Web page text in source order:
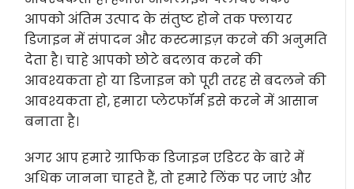
आपको अंतिम उत्पाद के संतुष्ट होने तक फ्लायर
डिजाइन में संपादन और कस्टमाइज़ करने की अनुमति
देता है। चाहे आपको छोटे बदलाव करने की
आवश्यकता हो या डिजाइन को पूरी तरह से बदलने की
आवश्यकता हो, हमारा प्लेटफॉर्म इसे करने में आसान
बनाता है।
अगर आप हमारे ग्राफिक डिजाइन एडिटर के बारे में
अधिक जानना चाहते हैं, तो हमारे लिंक पर जाएं और